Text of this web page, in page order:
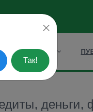
СЕРВИСЫ
Так!
деньги,